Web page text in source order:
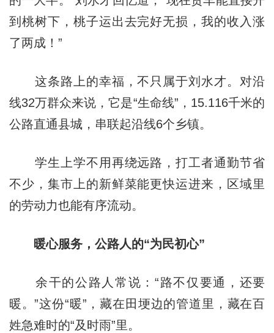
到桃树下，桃子运出去完好无损，我的收入涨
了两成！”
这条路上的幸福，不只属于刘水才。对沿
线32万群众来说，它是“生命线”，15.116千米的
公路直通县城，串联起沿线6个乡镇。
学生上学不用再绕远路，打工者通勤节省
不少，集市上的新鲜菜能更快运进来，区域里
的劳动力也能有序流动。
暖心服务，公路人的“为民初心”
余干的公路人常说：“路不仅要通，还要
暖。”这份“暖”，藏在田埂边的管道里，藏在百
姓急难时的“及时雨”里。